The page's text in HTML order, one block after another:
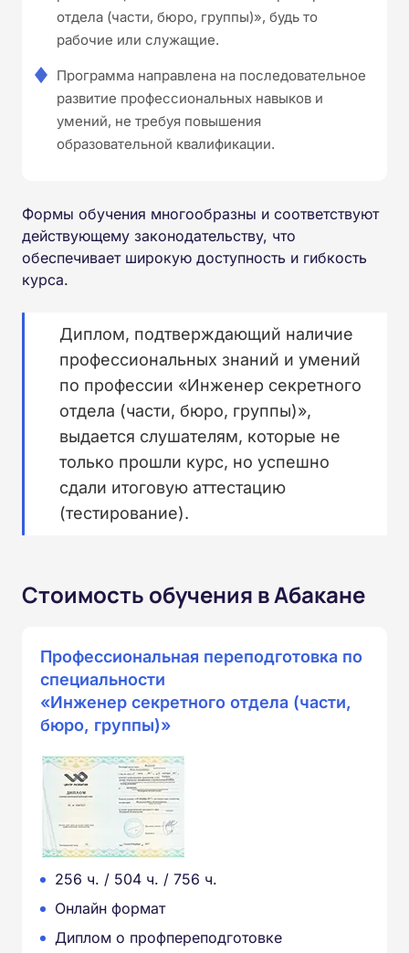
отдела (части, бюро, группы)», будь то
рабочие или служащие.
Программа направлена на последовательное
развитие профессиональных навыков и
умений, не требуя повышения
образовательной квалификации.
Формы обучения многообразны и соответствуют
действующему законодательству, что
обеспечивает широкую доступность и гибкость
курса.
Диплом, подтверждающий наличие
профессиональных знаний и умений
по профессии «Инженер секретного
отдела (части, бюро, группы)»,
выдается слушателям, которые не
только прошли курс, но успешно
сдали итоговую аттестацию
(тестирование).
Стоимость обучения в Абакане
Профессиональная переподготовка по
специальности
«Инженер секретного отдела (части,
бюро, группы)»
256 ч. / 504 ч. / 756 ч.
Онлайн формат
Диплом о профпереподготовке